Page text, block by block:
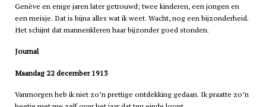
Genève en enige jaren later getrouwd; twee kinderen, een jongen en
een meisje. Dat is bijna alles wat ik weet. Wacht, nog een bijzonderheid.
Het schijnt dat mannenkleren haar bijzonder goed stonden.
Journal
Maandag 22 december 1913
Vanmorgen heb ik niet zo’n prettige ontdekking gedaan. Ik praatte zo’n